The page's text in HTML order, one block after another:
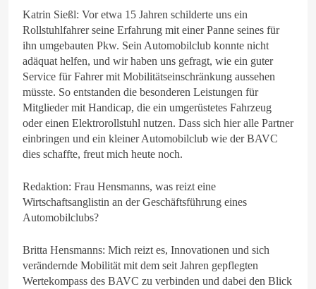
Katrin Sießl: Vor etwa 15 Jahren schilderte uns ein
Rollstuhlfahrer seine Erfahrung mit einer Panne seines für
ihn umgebauten Pkw. Sein Automobilclub konnte nicht
adäquat helfen, und wir haben uns gefragt, wie ein guter
Service für Fahrer mit Mobilitätseinschränkung aussehen
müsste. So entstanden die besonderen Leistungen für
Mitglieder mit Handicap, die ein umgerüstetes Fahrzeug
oder einen Elektrorollstuhl nutzen. Dass sich hier alle Partner
einbringen und ein kleiner Automobilclub wie der BAVC
dies schaffte, freut mich heute noch.
Redaktion: Frau Hensmanns, was reizt eine
Wirtschaftsanglistin an der Geschäftsführung eines
Automobilclubs?
Britta Hensmanns: Mich reizt es, Innovationen und sich
verändernde Mobilität mit dem seit Jahren gepflegten
Wertekompass des BAVC zu verbinden und dabei den Blick